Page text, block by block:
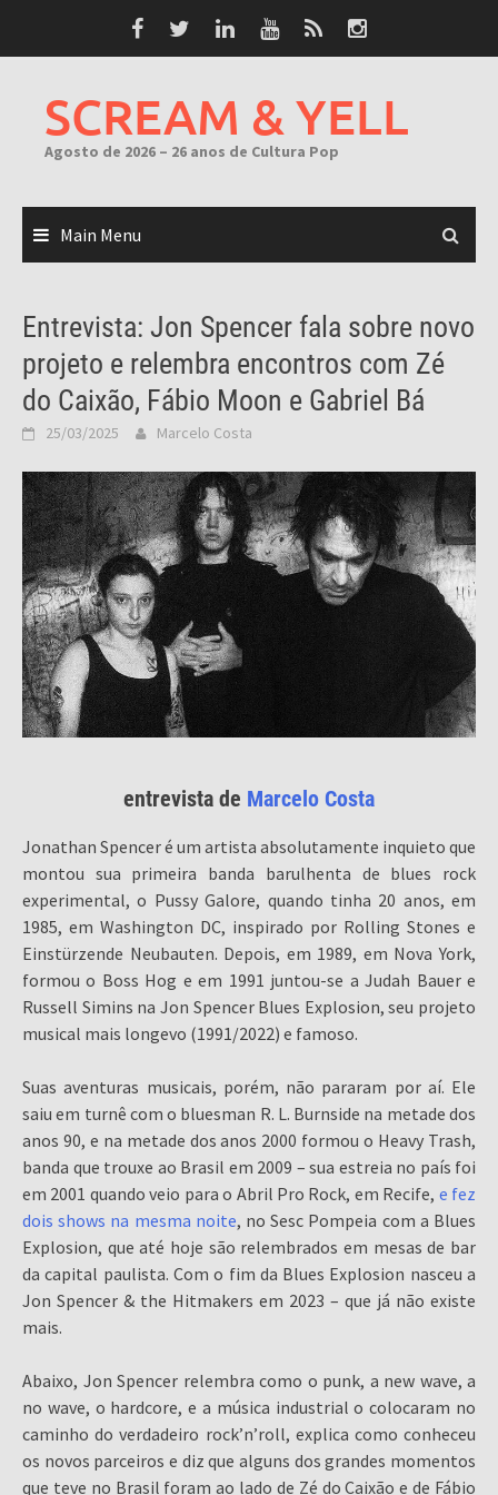
SCREAM & YELL
Agosto de 2026 – 26 anos de Cultura Pop
Main Menu
Entrevista: Jon Spencer fala sobre novo
projeto e relembra encontros com Zé
do Caixão, Fábio Moon e Gabriel Bá
25/03/2025 Marcelo Costa
entrevista de Marcelo Costa
Jonathan Spencer é um artista absolutamente inquieto que
montou sua primeira banda barulhenta de blues rock
experimental, o Pussy Galore, quando tinha 20 anos, em
1985, em Washington DC, inspirado por Rolling Stones e
Einstürzende Neubauten. Depois, em 1989, em Nova York,
formou o Boss Hog e em 1991 juntou-se a Judah Bauer e
Russell Simins na Jon Spencer Blues Explosion, seu projeto
musical mais longevo (1991/2022) e famoso.
Suas aventuras musicais, porém, não pararam por aí. Ele
saiu em turnê com o bluesman R. L. Burnside na metade dos
anos 90, e na metade dos anos 2000 formou o Heavy Trash,
banda que trouxe ao Brasil em 2009 – sua estreia no país foi
em 2001 quando veio para o Abril Pro Rock, em Recife, e fez
dois shows na mesma noite, no Sesc Pompeia com a Blues
Explosion, que até hoje são relembrados em mesas de bar
da capital paulista. Com o fim da Blues Explosion nasceu a
Jon Spencer & the Hitmakers em 2023 – que já não existe
mais.
Abaixo, Jon Spencer relembra como o punk, a new wave, a
no wave, o hardcore, e a música industrial o colocaram no
caminho do verdadeiro rock’n’roll, explica como conheceu
os novos parceiros e diz que alguns dos grandes momentos
que teve no Brasil foram ao lado de Zé do Caixão e de Fábio